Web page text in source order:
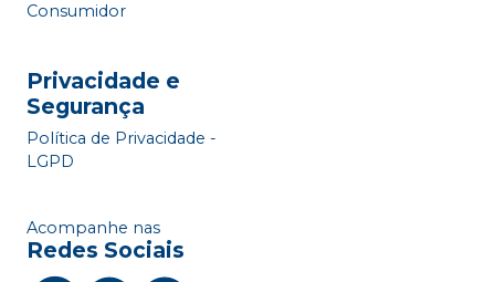
Consumidor
Privacidade e
Segurança
Política de Privacidade -
LGPD
Acompanhe nas
Redes Sociais